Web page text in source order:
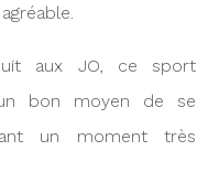
aux JO, ce sport
bon moyen de se
un moment très